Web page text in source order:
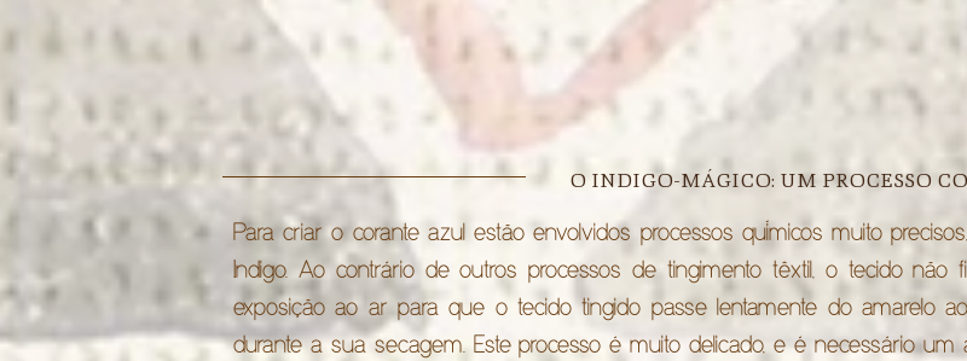
O INDIGO-MÁGICO: UM PROCESSO
Para criar o corante azul estão envolvidos processos químicos muito
Indigo. Ao contrário de outros processos de tingimento têxtil, o tecido
exposição ao ar para que o tecido tingido passe lentamente do amarelo
durante a sua secagem. Este processo é muito delicado, e é necessário